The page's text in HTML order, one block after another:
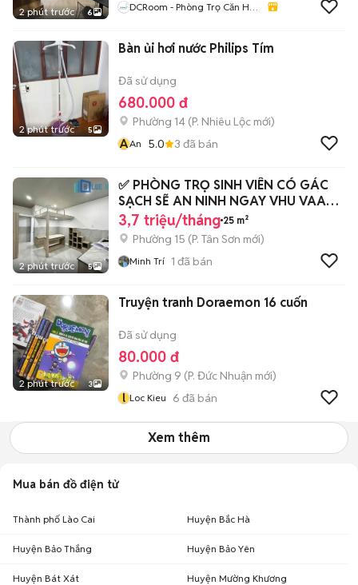
2 phút trước 6
DCRoom - Phòng Trọ Căn Hộ
2 phút trước 5
Bàn ủi hơi nước Philips Tím
Đã sử dụng
680.000 đ
Phường 14 (P. Nhiêu Lộc mới)
AAn 5.0 3 đã bán
2 phút trước 5
✅ PHÒNG TRỌ SINH VIÊN CÓ GÁC
SẠCH SẼ AN NINH NGAY VHU VAA
CD Y HUIT
3,7 triệu/tháng 25 m²
Phường 15 (P. Tân Sơn mới)
Minh Trí 1 đã bán
2 phút trước 3
Truyện tranh Doraemon 16 cuốn
Đã sử dụng
80.000 đ
Phường 9 (P. Đức Nhuận mới)
l Loc Kieu 6 đã bán
Xem thêm
Mua bán đồ điện tử
Thành phố Lào Cai Huyện Bắc Hà
Huyện Bảo Thắng Huyện Bảo Yên
Huyện Bát Xát Huyện Mường Khương